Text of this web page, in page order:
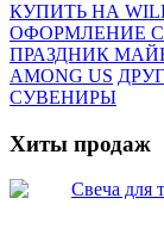
КУПИТЬ НА
ОФОРМЛЕНИЕ
ПРАЗДНИК
AMONG US
СУВЕНИРЫ
Хиты продаж